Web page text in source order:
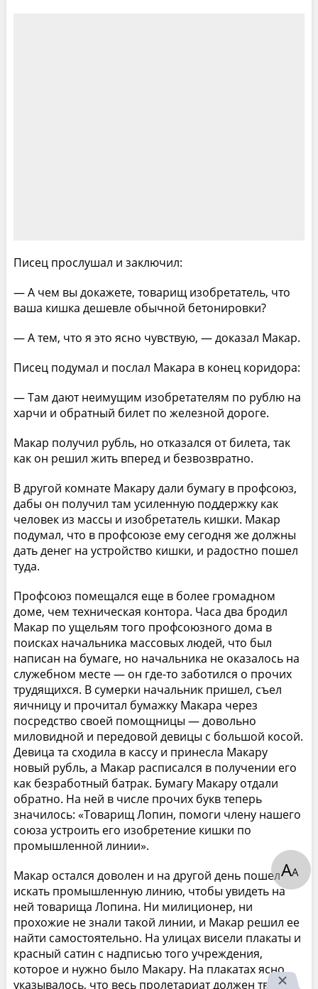
Писец прослушал и заключил:
— А чем вы докажете, товарищ изобретатель, что
ваша кишка дешевле обычной бетонировки?
— А тем, что я это ясно чувствую, — доказал Макар.
Писец подумал и послал Макара в конец коридора:
— Там дают неимущим изобретателям по рублю на
харчи и обратный билет по железной дороге.
Макар получил рубль, но отказался от билета, так
как он решил жить вперед и безвозвратно.
В другой комнате Макару дали бумагу в профсоюз,
дабы он получил там усиленную поддержку как
человек из массы и изобретатель кишки. Макар
подумал, что в профсоюзе ему сегодня же должны
дать денег на устройство кишки, и радостно пошел
туда.
Профсоюз помещался еще в более громадном
доме, чем техническая контора. Часа два бродил
Макар по ущельям того профсоюзного дома в
поисках начальника массовых людей, что был
написан на бумаге, но начальника не оказалось на
служебном месте — он где-то заботился о прочих
трудящихся. В сумерки начальник пришел, съел
яичницу и прочитал бумажку Макара через
посредство своей помощницы — довольно
миловидной и передовой девицы с большой косой.
Девица та сходила в кассу и принесла Макару
новый рубль, а Макар расписался в получении его
как безработный батрак. Бумагу Макару отдали
обратно. На ней в числе прочих букв теперь
значилось: «Товарищ Лопин, помоги члену нашего
союза устроить его изобретение кишки по
промышленной линии».
Макар остался доволен и на другой день пошел
искать промышленную линию, чтобы увидеть на
ней товарища Лопина. Ни милиционер, ни
прохожие не знали такой линии, и Макар решил ее
найти самостоятельно. На улицах висели плакаты и
красный сатин с надписью того учреждения,
которое и нужно было Макару. На плакатах ясно
указывалось, что весь пролетариат должен твердо
АА